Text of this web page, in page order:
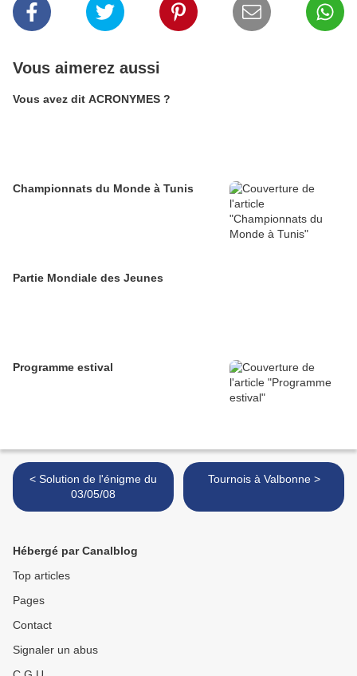
Vous aimerez aussi
Vous avez dit ACRONYMES ?
Championnats du Monde à Tunis
Partie Mondiale des Jeunes
Programme estival
< Solution de l'énigme du
03/05/08
Tournois à Valbonne >
Hébergé par Canalblog
Top articles
Pages
Contact
Signaler un abus